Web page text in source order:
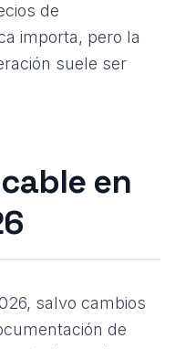
de
importa, pero la
suele ser
en
salvo cambios
de